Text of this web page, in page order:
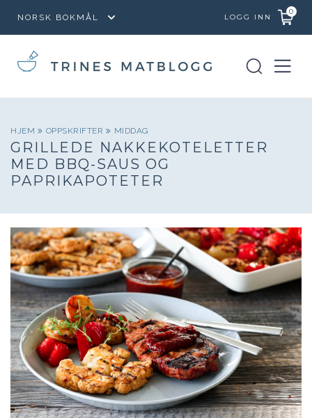
LOGG INN
0
HJEM OPPSKRIFTER MIDDAG
GRILLEDE NAKKEKOTELETTER
MED BBQ-SAUS OG
PAPRIKAPOTETER